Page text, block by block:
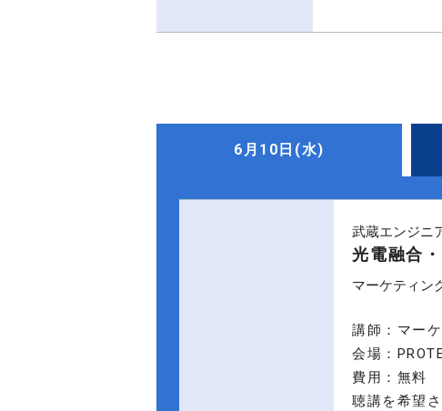
6月10日(水)
武蔵エンジニ
光電融合
マーケティン
講師：マー
会場：
費用：無料
聴講を希望